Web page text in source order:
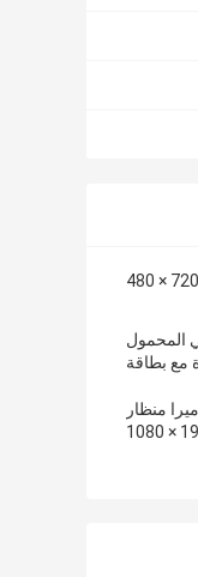
المحمول
مع بطاقة
منظار
الأذن فيديو رقمي مع 1920 × 1080